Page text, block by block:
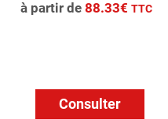
à partir de 88.33€ TTC
Consulter